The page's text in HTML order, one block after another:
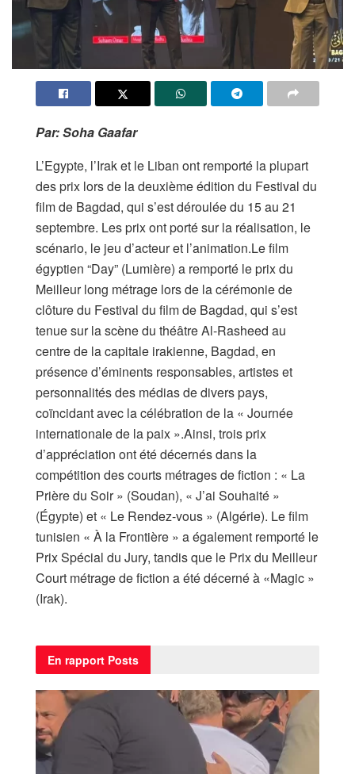
Par: Soha Gaafar
L’Egypte, l’Irak et le Liban ont remporté la plupart
des prix lors de la deuxième édition du Festival du
film de Bagdad, qui s’est déroulée du 15 au 21
septembre. Les prix ont porté sur la réalisation, le
scénario, le jeu d’acteur et l’animation.Le film
égyptien “Day” (Lumière) a remporté le prix du
Meilleur long métrage lors de la cérémonie de
clôture du Festival du film de Bagdad, qui s’est
tenue sur la scène du théâtre Al-Rasheed au
centre de la capitale irakienne, Bagdad, en
présence d’éminents responsables, artistes et
personnalités des médias de divers pays,
coïncidant avec la célébration de la « Journée
internationale de la paix ».Ainsi, trois prix
d’appréciation ont été décernés dans la
compétition des courts métrages de fiction : « La
Prière du Soir » (Soudan), « J’ai Souhaité »
(Égypte) et « Le Rendez-vous » (Algérie). Le film
tunisien « À la Frontière » a également remporté le
Prix Spécial du Jury, tandis que le Prix du Meilleur
Court métrage de fiction a été décerné à «Magic »
(Irak).
En rapport Posts